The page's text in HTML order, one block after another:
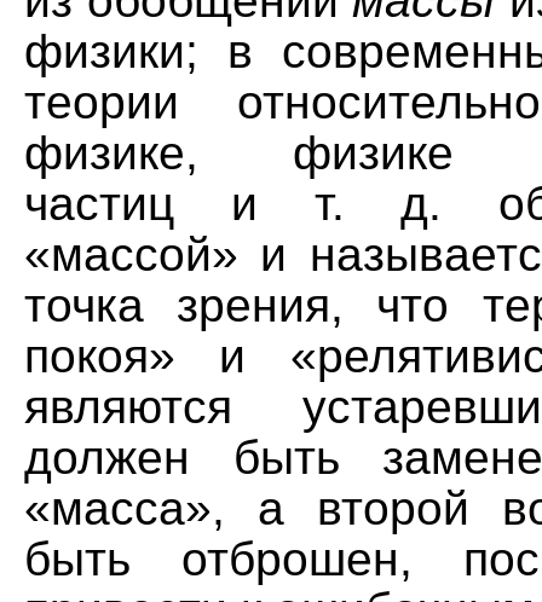
физики; в
теории
физике, физике
частиц и т. д.
«массой» и
точка зрения, что
покоя» и
являются
должен быть
«масса», а второй
быть отброшен,